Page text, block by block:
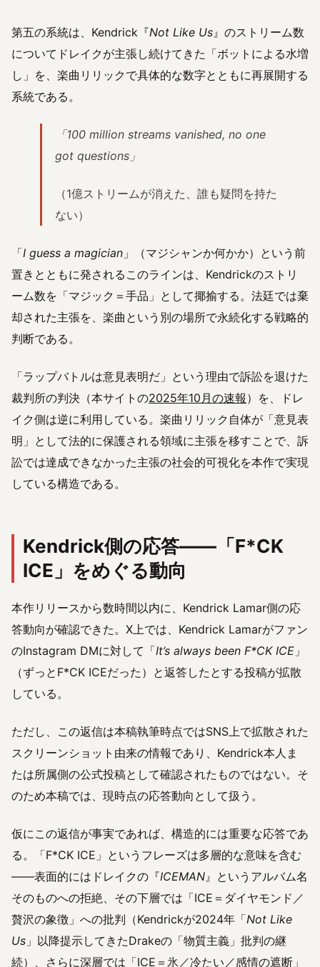
第五の系統は、Kendrick『Not Like Us 』のストリーム数
についてドレイクが主張し続けてきた「ボットによる水増
し」を、楽曲リリックで具体的な数字とともに再展開する
系統である。
「100 million streams vanished, no one
got questions」
（1億ストリームが消えた、誰も疑問を持た
ない）
「I guess a magician 」（マジシャンか何かか）という前
置きとともに発されるこのラインは、Kendrickのストリ
ーム数を「マジック＝手品」として揶揄する。法廷では棄
却された主張を、楽曲という別の場所で永続化する戦略的
判断である。
「ラップバトルは意見表明だ」という理由で訴訟を退けた
裁判所の判決（本サイトの2025年10月の速報 ）を、ドレ
イク側は逆に利用している。楽曲リリック自体が「意見表
明」として法的に保護される領域に主張を移すことで、訴
訟では達成できなかった主張の社会的可視化を本作で実現
している構造である。
Kendrick側の応答——「F*CK
ICE」をめぐる動向
本作リリースから数時間以内に、Kendrick Lamar側の応
答動向が確認できた。X上では、Kendrick Lamarがファン
のInstagram DMに対して「It’s always been F*CK ICE 」
（ずっとF*CK ICEだった）と返答したとする投稿が拡散
している。
ただし、この返信は本稿執筆時点ではSNS上で拡散された
スクリーンショット由来の情報であり、Kendrick本人ま
たは所属側の公式投稿として確認されたものではない。そ
のため本稿では、現時点の応答動向として扱う。
仮にこの返信が事実であれば、構造的には重要な応答であ
る。「F*CK ICE」というフレーズは多層的な意味を含む
——表面的にはドレイクの『ICEMAN』というアルバム名
そのものへの拒絶、その下層では「ICE＝ダイヤモンド／
贅沢の象徴」への批判（Kendrickが2024年「Not Like
Us 」以降提示してきたDrakeの「物質主義」批判の継
続）、さらに深層では「ICE＝氷／冷たい／感情の遮断」